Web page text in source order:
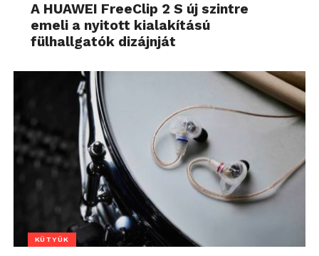
A HUAWEI FreeClip 2 S új szintre
emeli a nyitott kialakítású
fülhallgatók dizájnját
KÜTYÜK